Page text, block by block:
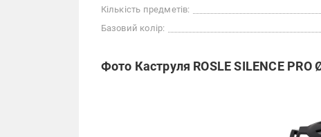
Кількість предметів:
Базовий колір:
Фото Каструля ROSLE SILENCE